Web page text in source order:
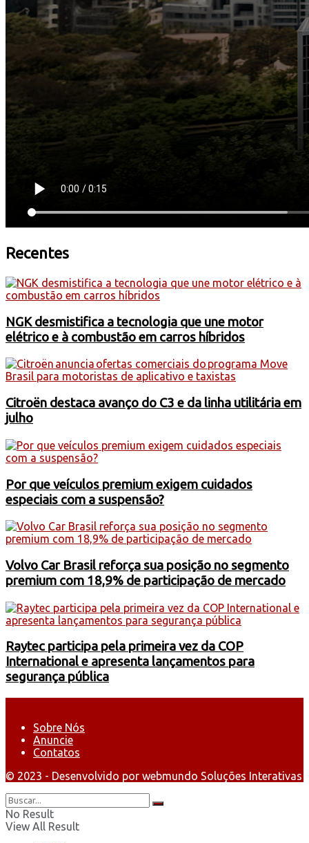
Recentes
NGK desmistifica a tecnologia que une motor
elétrico e à combustão em carros híbridos
Citroën destaca avanço do C3 e da linha utilitária em
julho
Por que veículos premium exigem cuidados
especiais com a suspensão?
Volvo Car Brasil reforça sua posição no segmento
premium com 18,9% de participação de mercado
Raytec participa pela primeira vez da COP
International e apresenta lançamentos para
segurança pública
Sobre Nós
Anuncie
Contatos
© 2023 - Desenvolvido por webmundo Soluções Interativas
No Result
View All Result